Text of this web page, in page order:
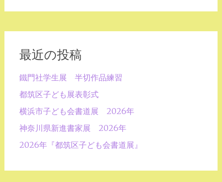
最近の投稿
鐵門社学生展 半切作品練習
都筑区子ども展表彰式
横浜市子ども会書道展 2026年
神奈川県新進書家展 2026年
2026年『都筑区子ども会書道展』